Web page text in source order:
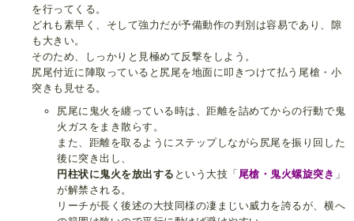
を行ってくる。
どれも素早く、そして強力だが予備動作の判別は容易であり、隙
も大きい。
そのため、しっかりと見極めて反撃をしよう。
尻尾付近に陣取っていると尻尾を地面に叩きつけて払う尾槍・小
突きも見せる。
尻尾に鬼火を纏っている時は、距離を詰めてからの行動で鬼
火ガスをまき散らす。
また、距離を取るようにステップしながら尻尾を振り回した
後に突き出し、
円柱状に鬼火を放出する という大技「 尾槍・鬼火螺旋突き 」
が解禁される。
リーチが長く後述の大技同様の凄まじい威力を誇るが、横へ